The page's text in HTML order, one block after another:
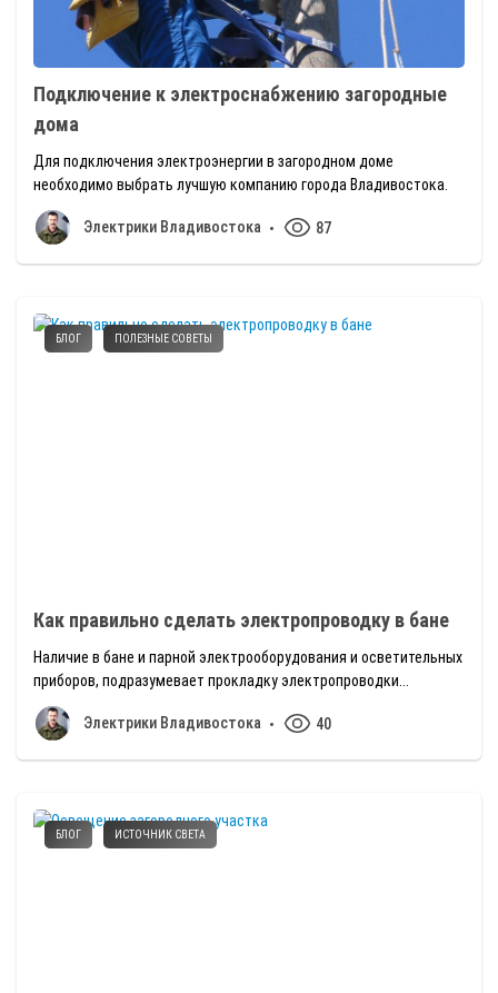
Подключение к электроснабжению загородные
дома
Для подключения электроэнергии в загородном доме
необходимо выбрать лучшую компанию города Владивостока.
Электрики Владивостока 87
БЛОГ ПОЛЕЗНЫЕ СОВЕТЫ
Как правильно сделать электропроводку в бане
Наличие в бане и парной электрооборудования и осветительных
приборов, подразумевает прокладку электропроводки...
Электрики Владивостока 40
БЛОГ ИСТОЧНИК СВЕТА